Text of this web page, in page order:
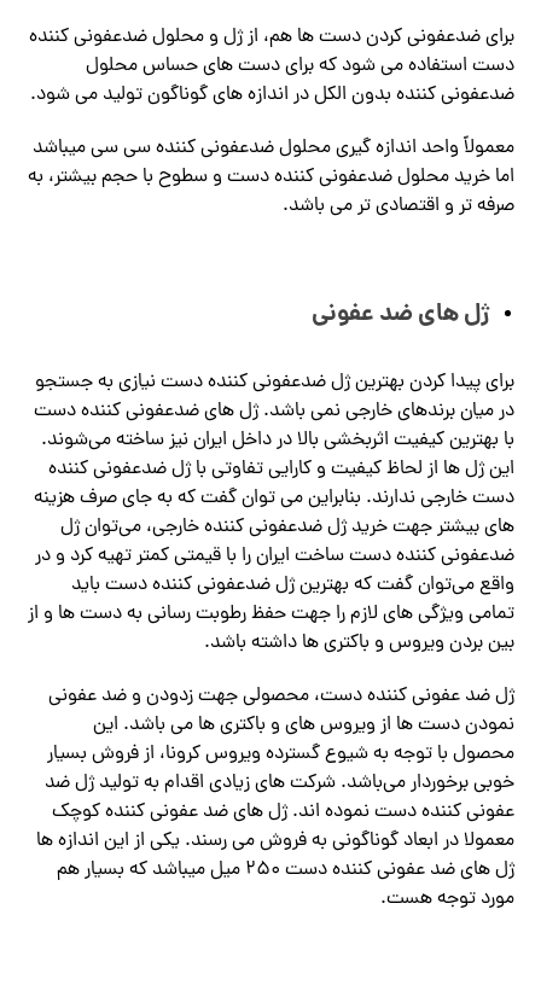
برای ضدعفونی کردن دست ها هم، از ژل و محلول ضدعفونی کننده
دست استفاده می شود که برای دست های حساس محلول
ضدعفونی کننده بدون الکل در اندازه های گوناگون تولید می شود.
معمولاً واحد اندازه گیری محلول ضدعفونی کننده سی سی میباشد
اما خرید محلول ضدعفونی کننده دست و سطوح با حجم بیشتر، به
صرفه تر و اقتصادی تر می باشد.
ژل های ضد عفونی
برای پیدا کردن بهترین ژل ضدعفونی کننده دست نیازی به جستجو
در میان برندهای خارجی نمی‌ باشد. ژل های ضدعفونی کننده دست
با بهترین کیفیت اثربخشی بالا در داخل ایران نیز ساخته می‌شوند.
این ژل ها از لحاظ کیفیت و کارایی تفاوتی با ژل ضدعفونی کننده
دست خارجی ندارند. بنابراین می توان گفت که به جای صرف هزینه
های بیشتر جهت خرید ژل ضدعفونی کننده خارجی، می‌توان ژل
ضدعفونی کننده دست ساخت ایران را با قیمتی کمتر تهیه کرد و در
واقع می‌توان گفت که بهترین ژل ضدعفونی کننده دست باید
تمامی ویژگی های لازم را جهت حفظ رطوبت رسانی به دست ها و از
بین بردن ویروس و باکتری ها داشته باشد.
ژل ضد عفونی کننده دست، محصولی جهت زدودن و ضد عفونی
نمودن دست ها از ویروس های و باکتری ها می باشد. این
محصول با توجه به شیوع گسترده ویروس کرونا، از فروش بسیار
خوبی برخوردار می‌باشد. شرکت های زیادی اقدام به تولید ژل ضد
عفونی کننده دست نموده اند. ژل های ضد عفونی کننده کوچک
معمولا در ابعاد گوناگونی به فروش می رسند. یکی از این اندازه ها
ژل های ضد عفونی کننده دست ۲۵۰ میل میباشد که بسیار هم
مورد توجه هست.